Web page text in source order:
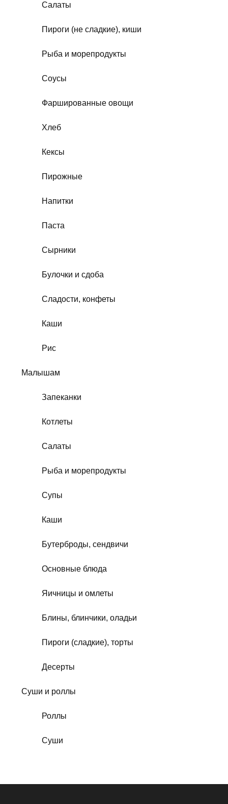
Салаты
Пироги (не сладкие), киши
Рыба и морепродукты
Соусы
Фаршированные овощи
Хлеб
Кексы
Пирожные
Напитки
Паста
Сырники
Булочки и сдоба
Сладости, конфеты
Каши
Рис
Малышам
Запеканки
Котлеты
Салаты
Рыба и морепродукты
Супы
Каши
Бутерброды, сендвичи
Основные блюда
Яичницы и омлеты
Блины, блинчики, оладьи
Пироги (сладкие), торты
Десерты
Суши и роллы
Роллы
Суши